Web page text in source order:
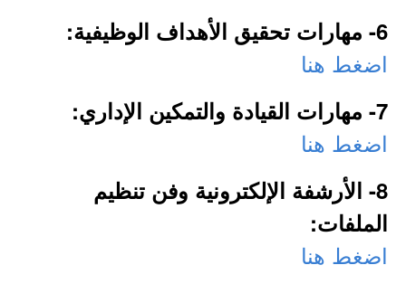
6- مهارات تحقيق الأهداف الوظيفية:
اضغط هنا
7- مهارات القيادة والتمكين الإداري:
اضغط هنا
8- الأرشفة الإلكترونية وفن تنظيم
الملفات:
اضغط هنا